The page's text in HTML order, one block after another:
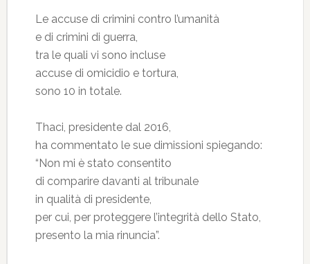
Le accuse di crimini contro l’umanità
e di crimini di guerra,
tra le quali vi sono incluse
accuse di omicidio e tortura,
sono 10 in totale.
Thaci, presidente dal 2016,
ha commentato le sue dimissioni spiegando:
“Non mi è stato consentito
di comparire davanti al tribunale
in qualità di presidente,
per cui, per proteggere l’integrità dello Stato,
presento la mia rinuncia”.